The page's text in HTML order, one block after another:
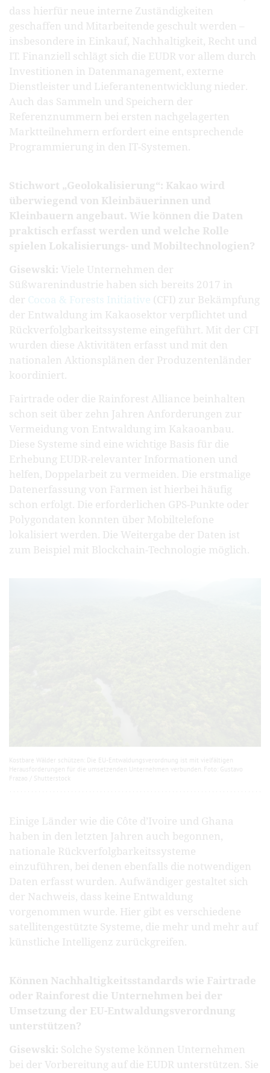
dass hierfür neue interne Zuständigkeiten
geschaffen und Mitarbeitende geschult werden –
insbesondere in Einkauf, Nachhaltigkeit, Recht und
IT. Finanziell schlägt sich die EUDR vor allem durch
Investitionen in Datenmanagement, externe
Dienstleister und Lieferantenentwicklung nieder.
Auch das Sammeln und Speichern der
Referenznummern bei ersten nachgelagerten
Marktteilnehmern erfordert eine entsprechende
Programmierung in den IT-Systemen.
Stichwort „Geolokalisierung“: Kakao wird
überwiegend von Kleinbäuerinnen und
Kleinbauern angebaut. Wie können die Daten
praktisch erfasst werden und welche Rolle
spielen Lokalisierungs- und Mobiltechnologien?
Gisewski: Viele Unternehmen der
Süßwarenindustrie haben sich bereits 2017 in
der Cocoa & Forests Initiative (CFI) zur Bekämpfung
der Entwaldung im Kakaosektor verpflichtet und
Rückverfolgbarkeitssysteme eingeführt. Mit der CFI
wurden diese Aktivitäten erfasst und mit den
nationalen Aktionsplänen der Produzentenländer
koordiniert.
Fairtrade oder die Rainforest Alliance beinhalten
schon seit über zehn Jahren Anforderungen zur
Vermeidung von Entwaldung im Kakaoanbau.
Diese Systeme sind eine wichtige Basis für die
Erhebung EUDR-relevanter Informationen und
helfen, Doppelarbeit zu vermeiden. Die erstmalige
Datenerfassung von Farmen ist hierbei häufig
schon erfolgt. Die erforderlichen GPS-Punkte oder
Polygondaten konnten über Mobiltelefone
lokalisiert werden. Die Weitergabe der Daten ist
zum Beispiel mit Blockchain-Technologie möglich.
Kostbare Wälder schützen: Die EU-Entwaldungsverordnung ist mit vielfältigen
Herausforderungen für die umsetzenden Unternehmen verbunden. Foto: Gustavo
Frazao / Shutterstock
Einige Länder wie die Côte d’Ivoire und Ghana
haben in den letzten Jahren auch begonnen,
nationale Rückverfolgbarkeitssysteme
einzuführen, bei denen ebenfalls die notwendigen
Daten erfasst wurden. Aufwändiger gestaltet sich
der Nachweis, dass keine Entwaldung
vorgenommen wurde. Hier gibt es verschiedene
satellitengestützte Systeme, die mehr und mehr auf
künstliche Intelligenz zurückgreifen.
Können Nachhaltigkeitsstandards wie Fairtrade
oder Rainforest die Unternehmen bei der
Umsetzung der EU-Entwaldungsverordnung
unterstützen?
Gisewski: Solche Systeme können Unternehmen
bei der Vorbereitung auf die EUDR unterstützen. Sie